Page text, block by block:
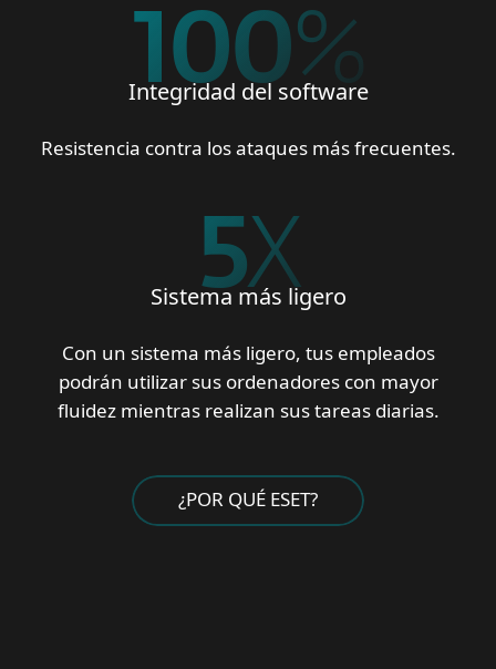
100%
Integridad del software
Resistencia contra los ataques más frecuentes.
5X
Sistema más ligero
Con un sistema más ligero, tus empleados
podrán utilizar sus ordenadores con mayor
fluidez mientras realizan sus tareas diarias.
¿POR QUÉ ESET?